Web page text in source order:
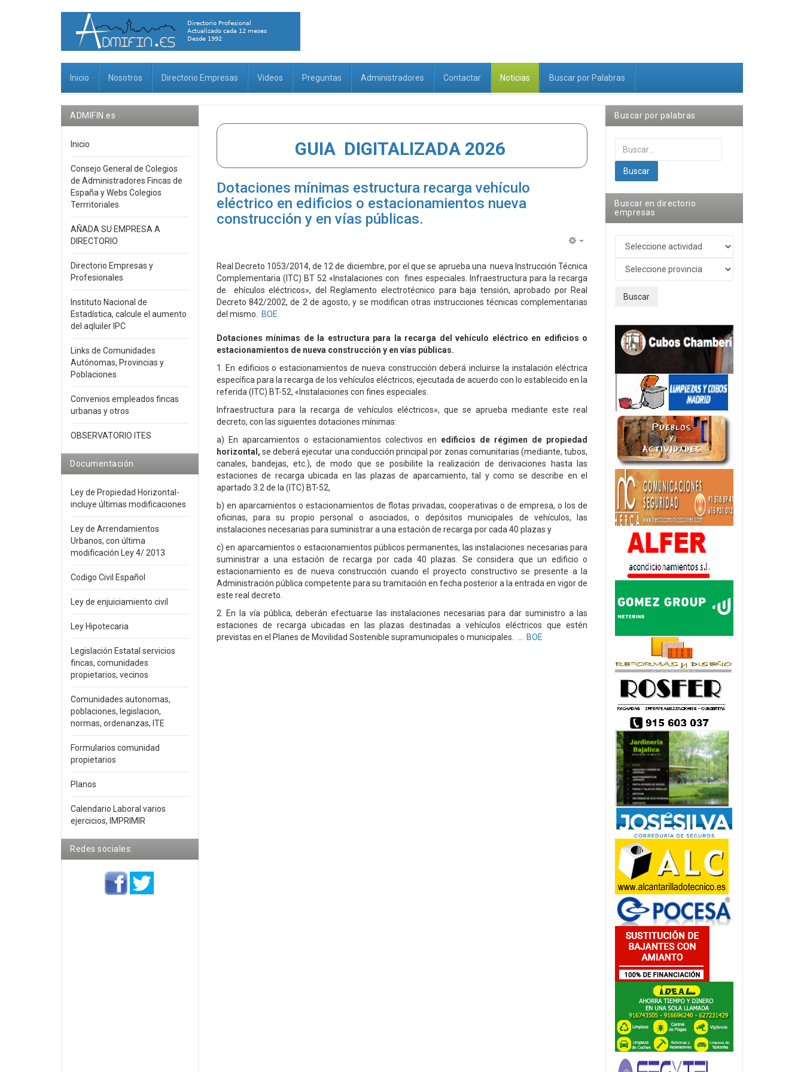
Inicio Nosotros Directorio Empresas Videos Preguntas Administradores Contactar Noticias Buscar por Palabras
GUIA DIGITALIZADA 2026
Dotaciones mínimas estructura recarga vehículo
eléctrico en edificios o estacionamientos nueva
construcción y en vías públicas.
Real Decreto 1053/2014, de 12 de diciembre, por el que se aprueba una nueva Instrucción Técnica
Complementaria (ITC) BT 52 «Instalaciones con fines especiales. Infraestructura para la recarga
de ehículos eléctricos», del Reglamento electrotécnico para baja tensión, aprobado por Real
Decreto 842/2002, de 2 de agosto, y se modifican otras instrucciones técnicas complementarias
del mismo.
BOE.
Dotaciones mínimas de la estructura para la recarga del vehículo eléctrico en edificios o
estacionamientos de nueva construcción y en vías públicas.
1. En edificios o estacionamientos de nueva construcción deberá incluirse la instalación eléctrica
específica para la recarga de los vehículos eléctricos, ejecutada de acuerdo con lo establecido en la
referida (ITC) BT-52, «Instalaciones con fines especiales.
Infraestructura para la recarga de vehículos eléctricos», que se aprueba mediante este real
decreto, con las siguientes dotaciones mínimas:
a) En aparcamientos o estacionamientos colectivos en edificios de régimen de propiedad
horizontal, se deberá ejecutar una conducción principal por zonas comunitarias (mediante, tubos,
canales, bandejas, etc.), de modo que se posibilite la realización de derivaciones hasta las
estaciones de recarga ubicada en las plazas de aparcamiento, tal y como se describe en el
apartado 3.2 de la (ITC) BT-52,
b) en aparcamientos o estacionamientos de flotas privadas, cooperativas o de empresa, o los de
oficinas, para su propio personal o asociados, o depósitos municipales de vehículos, las
instalaciones necesarias para suministrar a una estación de recarga por cada 40 plazas y
c) en aparcamientos o estacionamientos públicos permanentes, las instalaciones necesarias para
suministrar a una estación de recarga por cada 40 plazas. Se considera que un edificio o
estacionamiento es de nueva construcción cuando el proyecto constructivo se presente a la
Administración pública competente para su tramitación en fecha posterior a la entrada en vigor de
este real decreto.
2. En la vía pública, deberán efectuarse las instalaciones necesarias para dar suministro a las
estaciones de recarga ubicadas en las plazas destinadas a vehículos eléctricos que estén
previstas en el Planes de Movilidad Sostenible supramunicipales o municipales. ...
BOE
ADMIFIN.es
Inicio
Consejo General de Colegios
de Administradores Fincas de
España y Webs Colegios
Terrritoriales
AÑADA SU EMPRESA A
DIRECTORIO
Directorio Empresas y
Profesionales
Instituto Nacional de
Estadística, calcule el aumento
del aqluiler IPC
Links de Comunidades
Autónomas, Provincias y
Poblaciones
Convenios empleados fincas
urbanas y otros
OBSERVATORIO ITES
Documentación
Ley de Propiedad Horizontal-
incluye últimas modificaciones
Ley de Arrendamientos
Urbanos, con última
modificación Ley 4/ 2013
Codigo Civil Español
Ley de enjuiciamiento civil
Ley Hipotecaria
Legislación Estatal servicios
fincas, comunidades
propietarios, vecinos
Comunidades autonomas,
poblaciones, legislacion,
normas, ordenanzas, ITE
Formularios comunidad
propietarios
Planos
Calendario Laboral varios
ejercicios, IMPRIMIR
Redes sociales:
Buscar por palabras
Buscar...
Buscar
Buscar en directorio
empresas
Buscar